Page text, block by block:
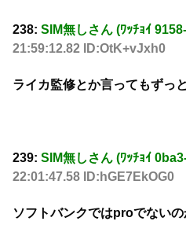
238: SIM無しさん (ﾜｯﾁｮｲ
21:59:12.82 ID:OtK+vJxh0
ライカ監修とか言ってもずっ
239: SIM無しさん (ﾜｯﾁｮｲ
22:01:47.58 ID:hGE7EkOG0
ソフトバンクではproでない